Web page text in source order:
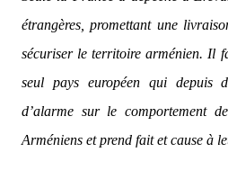
étrangères, promettant une
sécuriser le territoire arménien. Il
seul pays européen qui depuis
d’alarme sur le comportement
Arméniens et prend fait et cause à